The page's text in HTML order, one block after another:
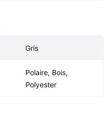
Gris
Polaire, Bois,
Polyester